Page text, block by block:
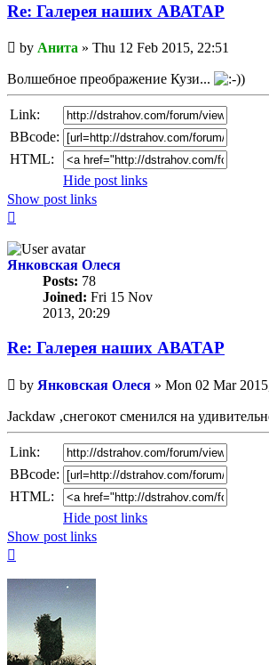
Re: Галерея наших АВАТАР
Unread
post
by Анита » Thu 12 Feb 2015, 22:51
Волшебное преображение Кузи...
Link:
BBcode:
HTML:
Hide post links
Show post links
Янковская Олеся
Posts: 78
Joined: Fri 15 Nov
2013, 20:29
Re: Галерея наших АВАТАР
Unread
post
by Янковская Олеся » Mon 02 Mar
Jackdaw ,снегокот сменился на
Link:
BBcode:
HTML:
Hide post links
Show post links